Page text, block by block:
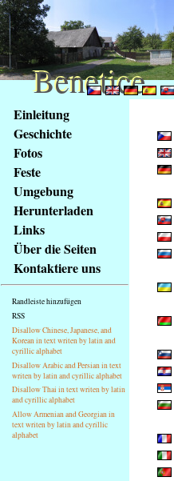
obsah
stránky
Klávesové
zkratky
tomto
webu
základní
Hlavní
strana
Einleitung
Geschichte
Fotos
Feste
Umgebung
Herunterladen
Links
Über die Seiten
Kontaktiere uns
Randleiste hinzufügen
RSS
Disallow Chinese, Japanese, and
Korean in text writen by latin and
cyrillic alphabet
Disallow Arabic and Persian in text
writen by latin and cyrillic alphabet
Disallow Thai in text writen by latin
and cyrillic alphabet
Allow Armenian and Georgian in
text writen by latin and cyrillic
alphabet
Benetice
Benetice